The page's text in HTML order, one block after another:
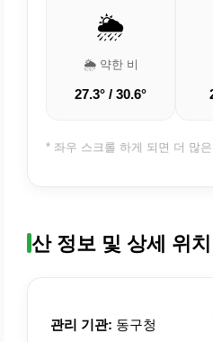
🌦️
🌦️ 약한 비
27.3° / 30.6°
* 좌우 스크롤 하게 되면 더 많
산 정보 및 상세 위치
관리 기관: 동구청